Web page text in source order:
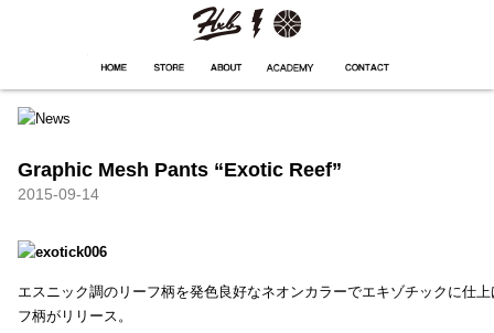
Graphic Mesh Pants “Exotic Reef”
2015-09-14
エスニック調のリーフ柄を発色良好なネオンカラーでエキゾチックに仕
フ柄がリリース。